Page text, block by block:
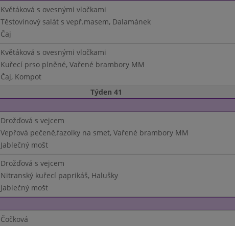
Květáková s ovesnými vločkami
Těstovinový salát s vepř.masem, Dalamánek
Čaj
Květáková s ovesnými vločkami
Kuřecí prso plněné, Vařené brambory MM
Čaj, Kompot
Týden 41
Drožďová s vejcem
Vepřová pečeně,fazolky na smet, Vařené brambory MM
Jablečný mošt
Drožďová s vejcem
Nitranský kuřecí paprikáš, Halušky
Jablečný mošt
Čočková